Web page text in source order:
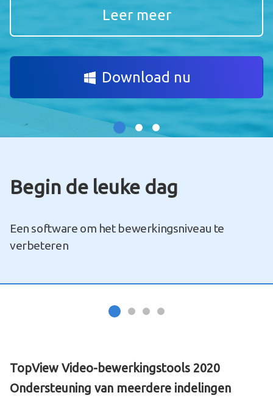
Leer meer
Download nu
Begin de leuke dag
Een software om het bewerkingsniveau te
verbeteren
TopView Video-bewerkingstools 2020
Ondersteuning van meerdere indelingen